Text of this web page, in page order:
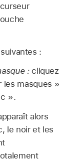
:
:cliquez
les masques »
».
alors
le noir et les